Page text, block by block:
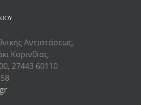
Αντιστάσεως,
Κορινθίας
27443 60110